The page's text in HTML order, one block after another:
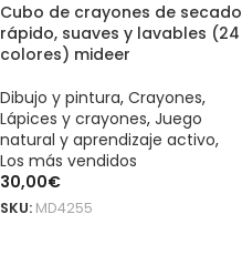
Cubo de crayones de secado
rápido, suaves y lavables (24
colores) mideer
Dibujo y pintura, Crayones,
Lápices y crayones, Juego
natural y aprendizaje activo,
Los más vendidos
30,00€
SKU: MD4255